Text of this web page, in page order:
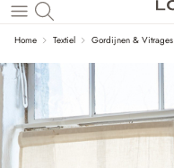
Naar de hoofdinhoud
Home Textiel Gordijnen & Vitrages